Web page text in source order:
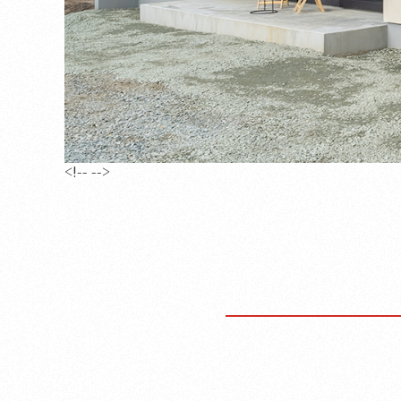
<!-- -->